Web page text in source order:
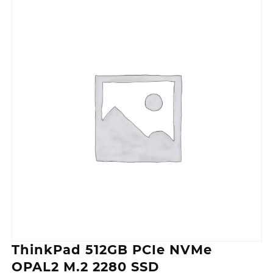
ThinkPad 512GB PCIe NVMe
OPAL2 M.2 2280 SSD